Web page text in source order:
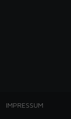
IMPRESSUM